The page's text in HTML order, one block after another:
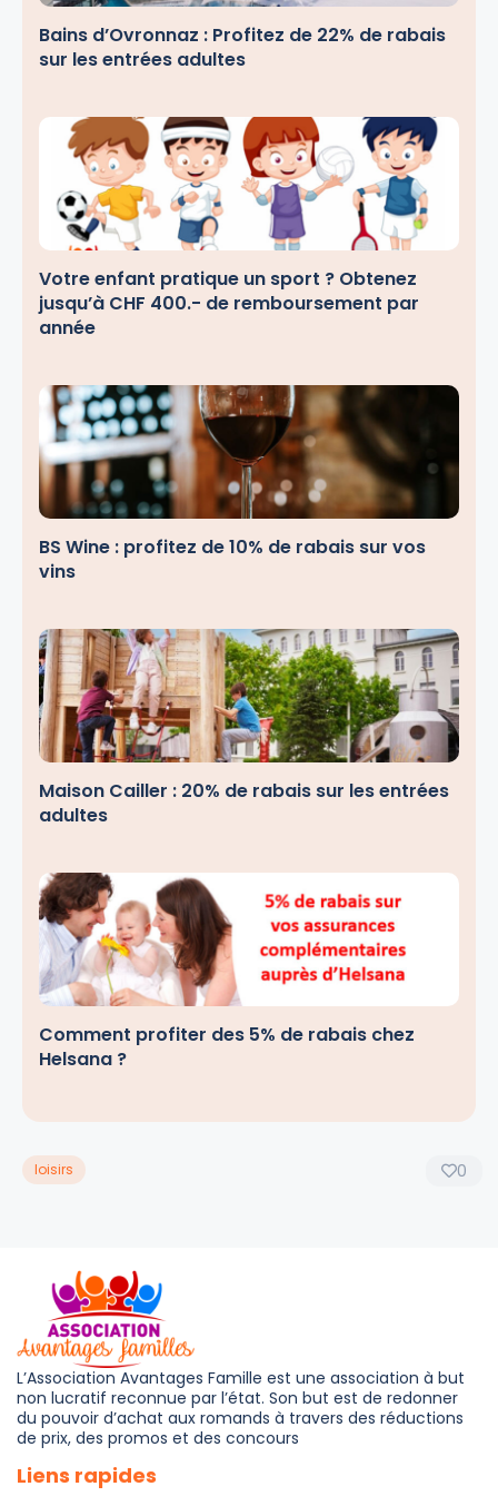
Bains d’Ovronnaz : Profitez de 22% de rabais
sur les entrées adultes
Votre enfant pratique un sport ? Obtenez
jusqu’à CHF 400.- de remboursement par
année
BS Wine : profitez de 10% de rabais sur vos
vins
Maison Cailler : 20% de rabais sur les entrées
adultes
Comment profiter des 5% de rabais chez
Helsana ?
loisirs 0
L’Association Avantages Famille est une association à but
non lucratif reconnue par l’état. Son but est de redonner
du pouvoir d’achat aux romands à travers des réductions
de prix, des promos et des concours
Liens rapides